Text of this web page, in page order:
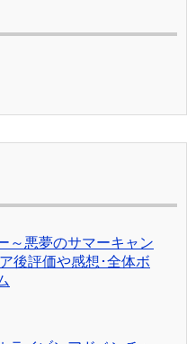
～悪夢のサマーキャン
後評価や感想･全体ボ